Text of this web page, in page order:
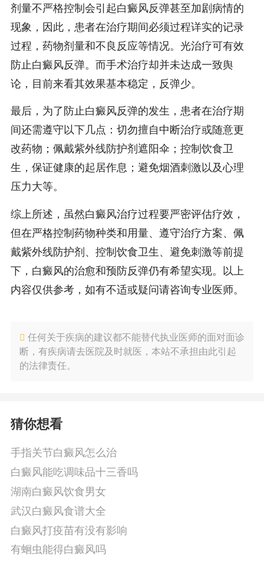
剂量不严格控制会引起白癜风反弹甚至加剧病情的
现象，因此，患者在治疗期间必须过程详实的记录
过程，药物剂量和不良反应等情况。光治疗可有效
防止白癜风反弹。而手术治疗却并未达成一致舆
论，目前来看其效果基本稳定，反弹少。
最后，为了防止白癜风反弹的发生，患者在治疗期
间还需遵守以下几点：切勿擅自中断治疗或随意更
改药物；佩戴紫外线防护剂遮阳伞；控制饮食卫
生，保证健康的起居作息；避免烟酒刺激以及心理
压力大等。
综上所述，虽然白癜风治疗过程要严密评估疗效，
但在严格控制药物种类和用量、遵守治疗方案、佩
戴紫外线防护剂、控制饮食卫生、避免刺激等前提
下，白癜风的治愈和预防反弹仍有希望实现。以上
内容仅供参考，如有不适或疑问请咨询专业医师。
任何关于疾病的建议都不能替代执业医师的面对面诊
断，有疾病请去医院及时就医，本站不承担由此引起
的法律责任。
猜你想看
手指关节白癜风怎么治
白癜风能吃调味品十三香吗
湖南白癜风饮食男女
武汉白癜风食谱大全
白癜风打疫苗有没有影响
有蛔虫能得白癜风吗